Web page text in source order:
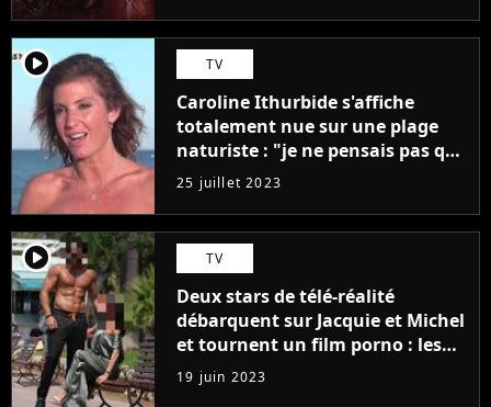
player2 TV
Caroline Ithurbide s'affiche
totalement nue sur une plage
naturiste : "je ne pensais pas que
j'arriverais à le faire..."
25 juillet 2023
player2 TV
Deux stars de télé-réalité
débarquent sur Jacquie et Michel
et tournent un film porno : les
premières images du tournage
(exclu)
19 juin 2023